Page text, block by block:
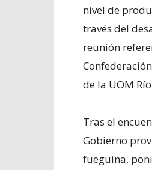
nivel de
través del
reunión
de la UOM
Tras el
Gobierno
fueguina,